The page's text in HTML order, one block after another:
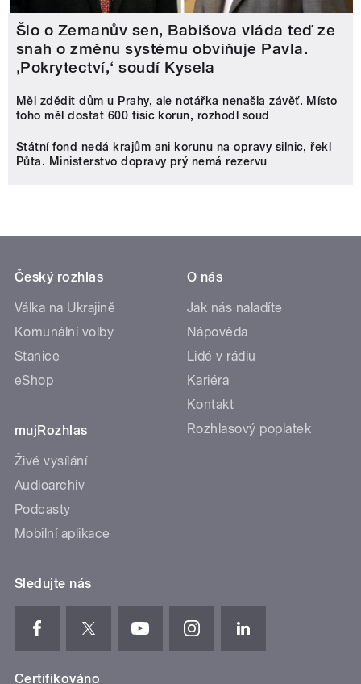
Šlo o Zemanův sen, Babišova vláda teď ze
snah o změnu systému obviňuje Pavla.
‚Pokrytectví,‘ soudí Kysela
Měl zdědit dům u Prahy, ale notářka nenašla závěť. Místo
toho měl dostat 600 tisíc korun, rozhodl soud
Státní fond nedá krajům ani korunu na opravy silnic, řekl
Půta. Ministerstvo dopravy prý nemá rezervu
Český rozhlas
Válka na Ukrajině
Komunální volby
Stanice
eShop
mujRozhlas
Živé vysílání
Audioarchiv
Podcasty
Mobilní aplikace
O nás
Jak nás naladíte
Nápověda
Lidé v rádiu
Kariéra
Kontakt
Rozhlasový poplatek
Sledujte nás
Certifikováno